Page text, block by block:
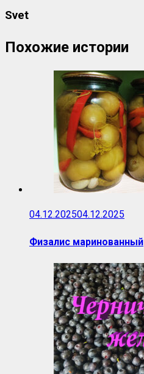
Svet
Похожие истории
04.12.202504.12.2025
Физалис маринованный